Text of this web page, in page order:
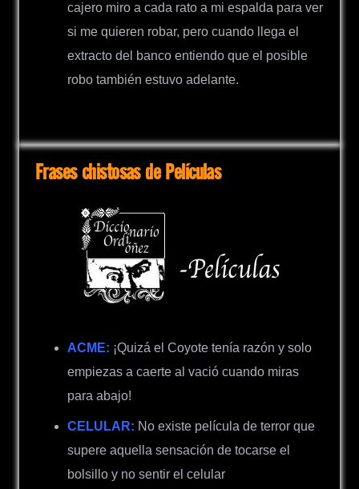
cajero miro a cada rato a mi espalda para ver
si me quieren robar, pero cuando llega el
extracto del banco entiendo que el posible
robo también estuvo adelante.
Frases chistosas de Películas
ACME: ¡Quizá el Coyote tenía razón y solo
empiezas a caerte al vació cuando miras
para abajo!
CELULAR: No existe película de terror que
supere aquella sensación de tocarse el
bolsillo y no sentir el celular